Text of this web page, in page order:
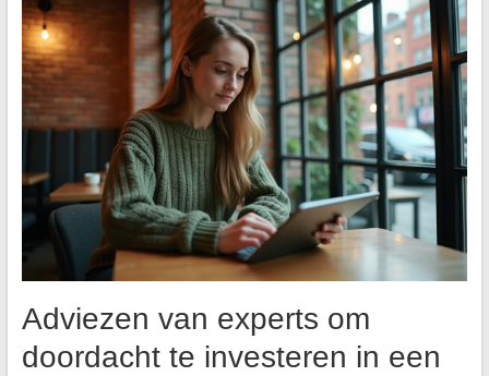
Adviezen van experts om
doordacht te investeren in een